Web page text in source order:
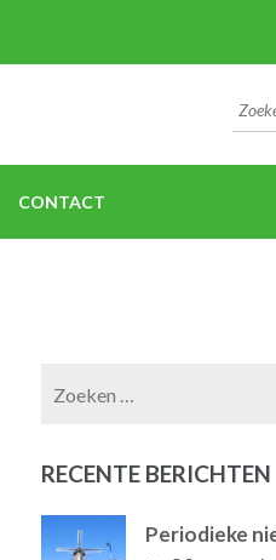
CONTACT
RECENTE BERICHTEN
Periodieke